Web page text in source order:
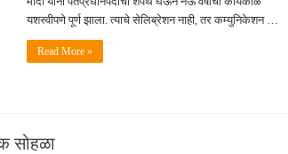
यशस्वीपणे पूर्ण झाला. त्याचे सेलिब्रेशन नाही, तर कम्युनिकेशन …
Read More »
सोहळा